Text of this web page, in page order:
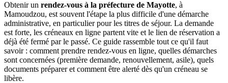
Obtenir un rendez-vous à la préfecture de Mayotte, à
Mamoudzou, est souvent l'étape la plus difficile d'une démarche
administrative, en particulier pour les titres de séjour. La demande
est forte, les créneaux en ligne partent vite et le lien de réservation a
déjà été fermé par le passé. Ce guide rassemble tout ce qu'il faut
savoir : comment prendre rendez-vous en ligne, quelles démarches
sont concernées (première demande, renouvellement, asile), quels
documents préparer et comment être alerté dès qu'un créneau se
libère.